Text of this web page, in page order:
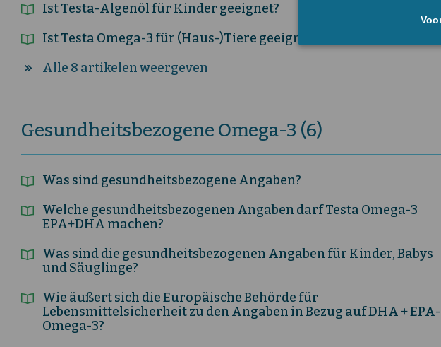
Ist Testa-Algenöl für Kinder geeignet?
Ist Testa Omega-3 für (Haus-)Tiere geeignet?
Alle 8 artikelen weergeven
Gesundheitsbezogene Omega-3 (6)
Was sind gesundheitsbezogene Angaben?
Welche gesundheitsbezogenen Angaben darf Testa Omega-3
EPA+DHA machen?
Was sind die gesundheitsbezogenen Angaben für Kinder, Babys
und Säuglinge?
Wie äußert sich die Europäische Behörde für
Lebensmittelsicherheit zu den Angaben in Bezug auf DHA + EPA-
Omega-3?